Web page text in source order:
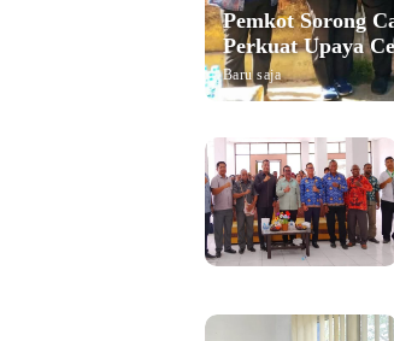
Pemkot Sorong
Perkuat Upaya
Baru saja